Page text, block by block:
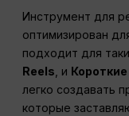
Инструмент для
оптимизирован
подходит для
Reels, и
легко создавать
которые